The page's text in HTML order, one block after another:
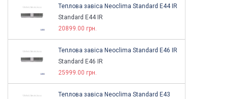
Теплова завіса Neoclima Standard E44 IR
Standard E44 IR
20899.00 грн.
Теплова завіса Neoclima Standard E46 IR
Standard E46 IR
25999.00 грн.
Теплова завіса Neoclima Standard E43